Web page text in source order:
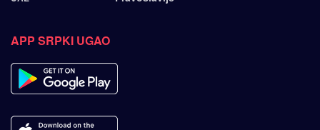
APP SRPKI UGAO